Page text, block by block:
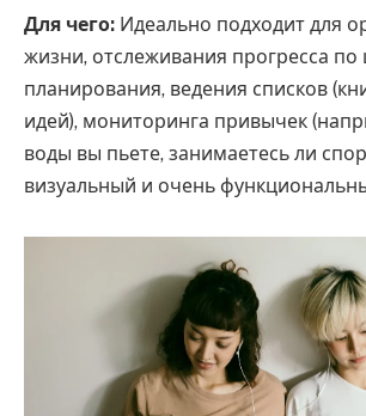
Для чего: Идеально подходит для
жизни, отслеживания прогресса по
планирования, ведения списков
идей), мониторинга привычек
воды вы пьете, занимаетесь ли
визуальный и очень